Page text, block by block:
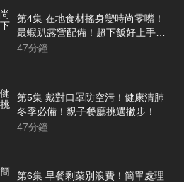
第4集 在地食材搖身變時尚零嘴！
最蝦趴露營配備！超下飯好上手栗
子燒雞！
47分鐘
第5集 戴對口罩防空污！健康清肺
冬季必備！親子餐廳挑選撇步！
47分鐘
第6集 早餐剩菜別浪費！簡單處理